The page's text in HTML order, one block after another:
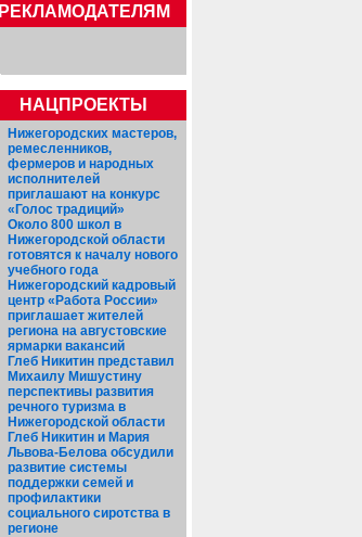
РЕКЛАМОДАТЕЛЯМ
НАЦПРОЕКТЫ
Нижегородских мастеров,
ремесленников,
фермеров и народных
исполнителей
приглашают на конкурс
«Голос традиций»
Около 800 школ в
Нижегородской области
готовятся к началу нового
учебного года
Нижегородский кадровый
центр «Работа России»
приглашает жителей
региона на августовские
ярмарки вакансий
Глеб Никитин представил
Михаилу Мишустину
перспективы развития
речного туризма в
Нижегородской области
Глеб Никитин и Мария
Львова-Белова обсудили
развитие системы
поддержки семей и
профилактики
социального сиротства в
регионе